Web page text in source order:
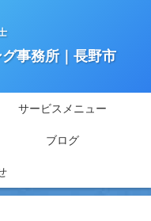
事務所｜長野市
サービスメニュー
ブログ